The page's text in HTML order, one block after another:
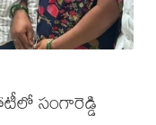
సంగారెడ్డి